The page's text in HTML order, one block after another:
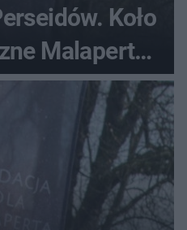
Koło
Malapert
wspólne